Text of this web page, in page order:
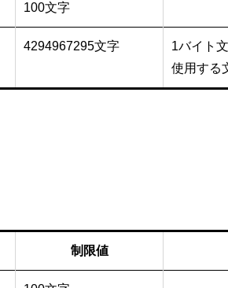
100文字
4294967295文字
1バイト
使用する
制限値